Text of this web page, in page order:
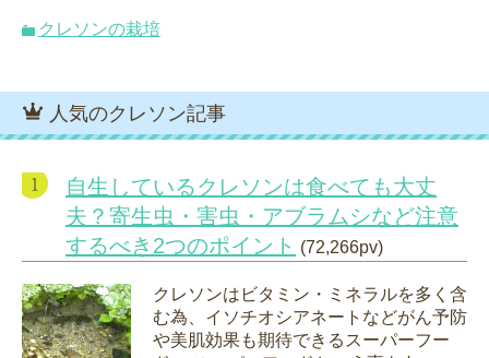
クレソンの栽培
人気のクレソン記事
自生しているクレソンは食べても大丈
夫？寄生虫・害虫・アブラムシなど注意
するべき2つのポイント (72,266pv)
クレソンはビタミン・ミネラルを多く含
む為、イソチオシアネートなどがん予防
や美肌効果も期待できるスーパーフー